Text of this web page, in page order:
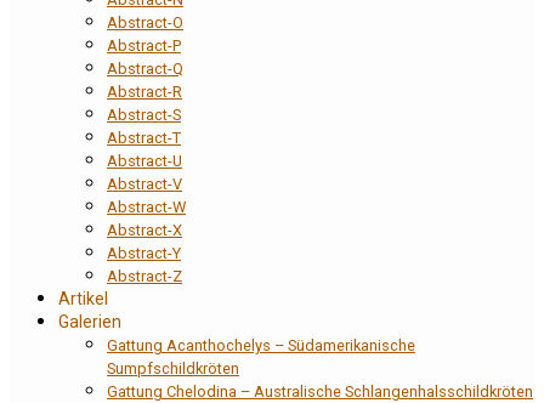
Abstract-O
Abstract-P
Abstract-Q
Abstract-R
Abstract-S
Abstract-T
Abstract-U
Abstract-V
Abstract-W
Abstract-X
Abstract-Y
Abstract-Z
Artikel
Galerien
Gattung Acanthochelys – Südamerikanische
Sumpfschildkröten
Gattung Chelodina – Australische Schlangenhalsschildkröten